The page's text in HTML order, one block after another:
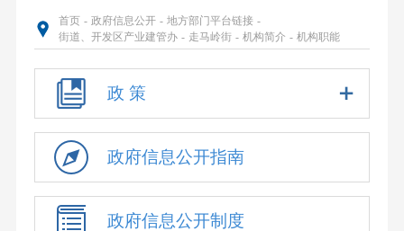
首页 - 政府信息公开 - 地方部门平台链接 -
街道、开发区产业建管办 - 走马岭街 - 机构简介 - 机构职能
政 策
政府信息公开指南
政府信息公开制度